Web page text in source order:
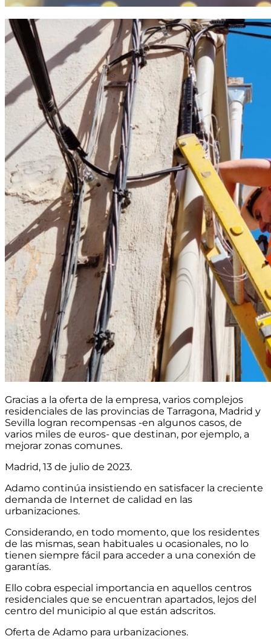
Gracias a la oferta de la empresa, varios complejos
residenciales de las provincias de Tarragona, Madrid y
Sevilla logran recompensas -en algunos casos, de
varios miles de euros- que destinan, por ejemplo, a
mejorar zonas comunes.
Madrid, 13 de julio de 2023.
Adamo continúa insistiendo en satisfacer la creciente
demanda de Internet de calidad en las
urbanizaciones.
Considerando, en todo momento, que los residentes
de las mismas, sean habituales u ocasionales, no lo
tienen siempre fácil para acceder a una conexión de
garantías.
Ello cobra especial importancia en aquellos centros
residenciales que se encuentran apartados, lejos del
centro del municipio al que están adscritos.
Oferta de Adamo para urbanizaciones.